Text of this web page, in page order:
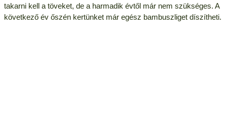
takarni kell a töveket, de a harmadik évtől már nem szükséges. A
következő év őszén kertünket már egész bambuszliget díszítheti.